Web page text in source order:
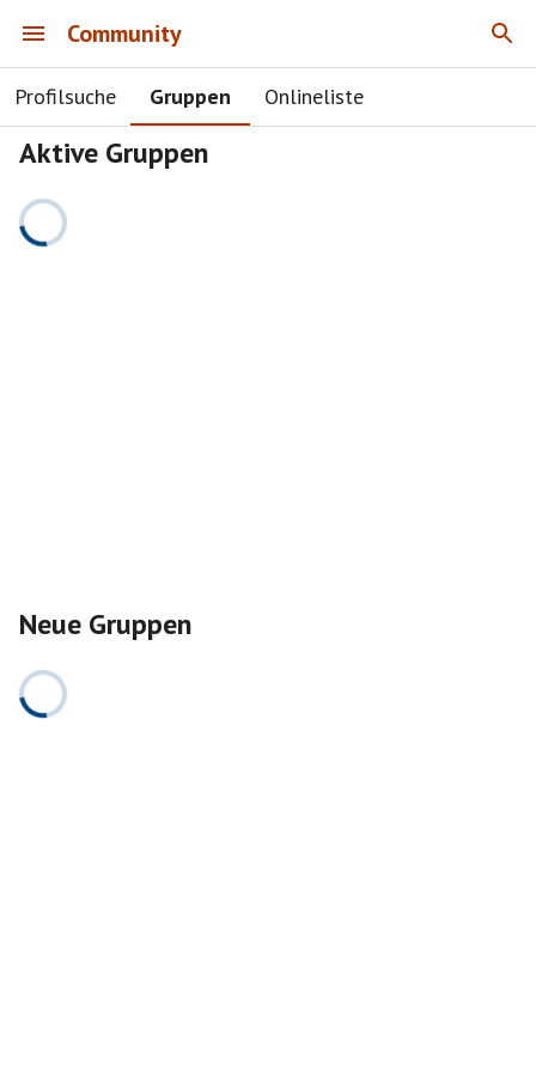
Community
Profilsuche Gruppen Onlineliste
Aktive Gruppen
Neue Gruppen